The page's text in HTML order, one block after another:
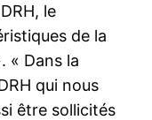
le
de la
« Dans la
qui nous
être sollicités